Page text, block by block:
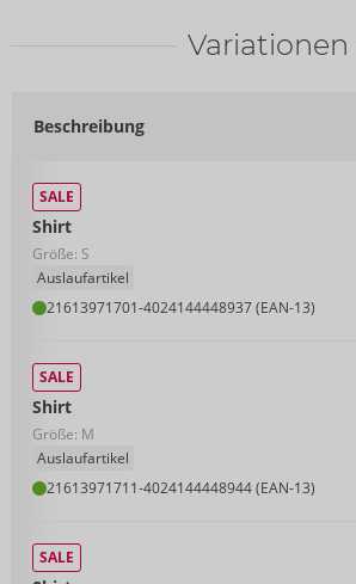
Variationen
Beschreibung
Shirt
Größe: S
Auslaufartikel
21613971701-4024144448937 (EAN-13)
SALE
Shirt
Größe: M
Auslaufartikel
21613971711-4024144448944 (EAN-13)
SALE
SALE